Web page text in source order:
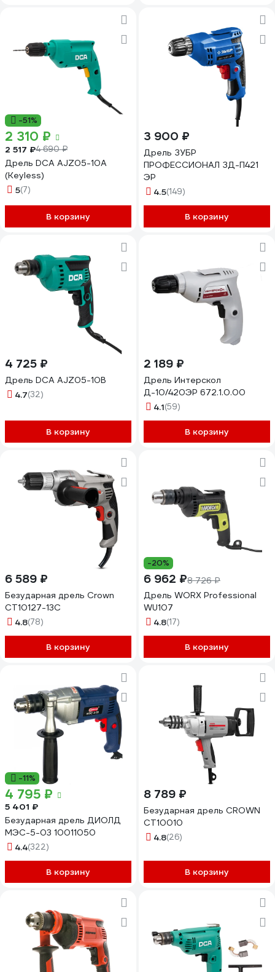
-51%
2 310 ₽
2 517 ₽4 690 ₽
Дрель DCA AJZ05-10A
(Keyless)
5(7)
В корзину
3 900 ₽
Дрель ЗУБР
ПРОФЕССИОНАЛ ЗД-П421
ЭР
4.5(149)
В корзину
4 725 ₽
Дрель DCA AJZ05-10B
4.7(32)
В корзину
2 189 ₽
Дрель Интерскол
Д-10/420ЭР 672.1.0.00
4.1(59)
В корзину
6 589 ₽
Безударная дрель Crown
CT10127-13C
4.8(78)
В корзину
-20%
6 962 ₽8 726 ₽
Дрель WORX Professional
WU107
4.8(17)
В корзину
-11%
4 795 ₽
5 401 ₽
Безударная дрель ДИОЛД
МЭС-5-03 10011050
4.4(322)
В корзину
8 789 ₽
Безударная дрель CROWN
CT10010
4.8(26)
В корзину